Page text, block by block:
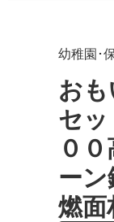
幼稚園･
お
セ
０
ー
燃面